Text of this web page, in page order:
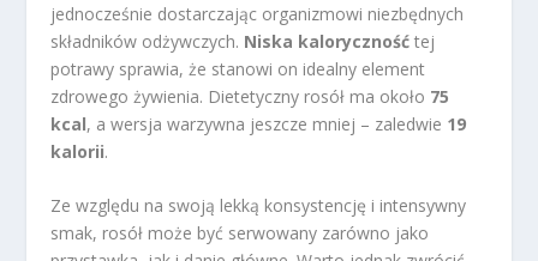
jednocześnie dostarczając organizmowi niezbędnych
składników odżywczych. Niska kaloryczność tej
potrawy sprawia, że stanowi on idealny element
zdrowego żywienia. Dietetyczny rosół ma około 75
kcal, a wersja warzywna jeszcze mniej – zaledwie 19
kalorii.
Ze względu na swoją lekką konsystencję i intensywny
smak, rosół może być serwowany zarówno jako